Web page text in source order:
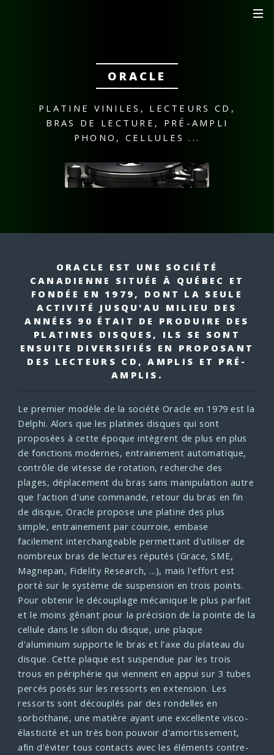
ORACLE
PLATINE VINILES, LECTEURS CD,
BRAS DE LECTURE,
PRÉ-AMPLI
PHONO, CELLULES ...
ORACLE EST UNE SOCIÉTÉ
CANADIENNE SITUÉE À QUÉBEC ET
FONDÉE EN 1979, DONT LA SEULE
ACTIVITÉ JUSQU'AU MILIEU DES
ANNÉES 90 ÉTAIT DE PRODUIRE DES
PLATINES DISQUES, ILS SE SONT
ENSUITE DIVERSIFIÉS EN PROPOSANT
DES LECTEURS CD, AMPLIS ET PRÉ-
AMPLIS.
Le premier modèle de la société Oracle en 1979 est la
Delphi. Alors que les platines disques qui sont
proposées à cette époque intègrent de plus en plus
de fonctions modernes, entrainement automatique,
contrôle de vitesse de rotation, recherche des
plages, déplacement du bras sans manipulation autre
que l'action d'une commande, retour du bras en fin
de disque, Oracle propose une platine des plus
simple, entrainement par courroie, embase
facilement interchangeable permettant d'utiliser de
nombreux bras de lectures réputés (Grace, SME,
Magnepan, Fidelity Research, ...), mais l'effort est
porté sur le système de suspension en trois points.
Pour obtenir le découplage mécanique le plus parfait
et le moins gênant pour la précision de la pointe de la
cellule dans le sillon du disque, une plaque
d'aluminium supporte le bras et l'axe du plateau du
disque. Cette plaque est suspendue par les trois
trous en périphérie qui viennent en appui sur 3 tubes
percés posés sur les ressorts en extension. Les
ressorts sont découplés par des rondelles en
sorbothane, une matière ayant une excellente visco-
élasticité et un très bon pouvoir d'amortissement,
afin d'éviter tous contacts avec les éléments contre-